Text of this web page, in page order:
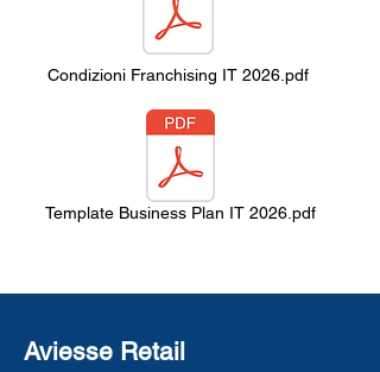
Condizioni Franchising IT 2026.pdf
Template Business Plan IT 2026.pdf
Aviesse Retail